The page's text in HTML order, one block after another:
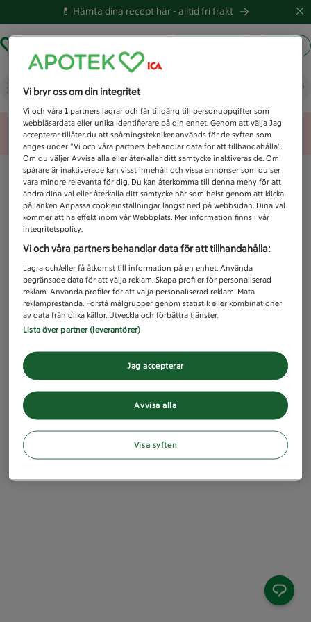
💊 Hämta dina recept här -alltid fri frakt
Vad letar du efter idag?
Unknown error
Vi bryr oss om din integritet
Vi och våra1 partners lagrar och får tillgång till personuppgifter som
webbläsardata eller unika identifierare på din enhet. Genom att välja Jag
accepterar tillåter du att spårningstekniker används för de syften som
anges under ”Vi och våra partners behandlar data för att tillhandahålla”.
Om du väljer Avvisa alla eller återkallar ditt samtycke inaktiveras de. Om
spårare är inaktiverade kan visst innehåll och vissa annonser som du ser
vara mindre relevanta för dig. Du kan återkomma till denna meny för att
ändra dina val eller återkalla ditt samtycke när som helst genom att klicka
på länken Anpassa cookieinställningar längst ned på webbsidan. Dina val
kommer att ha effekt inom vår Webbplats. Mer information finns i vår
integritetspolicy.
Vi och våra partners behandlar data för att tillhandahålla:
Lagra och/eller få åtkomst till information på en enhet. Använda
begränsade data för att välja reklam. Skapa profiler för personaliserad
reklam. Använda profiler för att välja personaliserad reklam. Mäta
reklamprestanda. Förstå målgrupper genom statistik eller kombinationer
av data från olika källor. Utveckla och förbättra tjänster.
Lista över partner (leverantörer)
Avvisa alla
Jag accepterar
Visa syften